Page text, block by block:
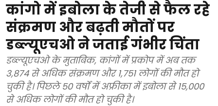
कांगो में इबोला के तेजी से फैल रहे
संक्रमण और बढ़ती मौतों पर
डब्ल्यूएचओ ने जताई गंभीर चिंता
डब्ल्यूएचओ के मुताबिक, कांगों में प्रकोप में अब तक
3,874 से अधिक संक्रमण और 1,751 लोगों की मौत हो
चुकी है। पिछले 50 वर्षों में अफ्रीका में इबोला से 15,000
से अधिक लोगों की मौत हो चुकी है।